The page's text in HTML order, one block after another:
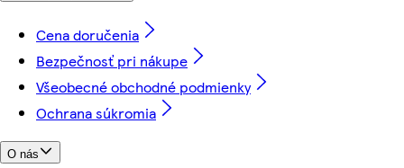
Cena doručenia
Bezpečnosť pri nákupe
Všeobecné obchodné podmienky
Ochrana súkromia
O nás